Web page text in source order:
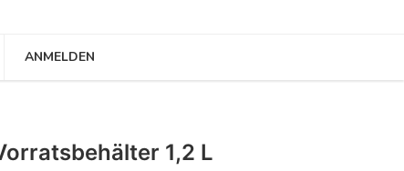
ANMELDEN
1,2 L